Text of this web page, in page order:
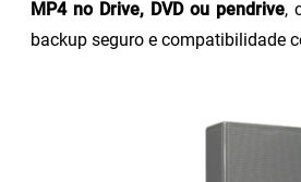
MP4 no Drive, DVD ou pendrive,
backup seguro e compatibilidade